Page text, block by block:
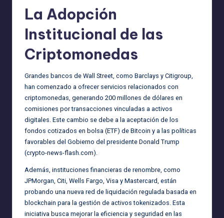
La Adopción
Institucional de las
Criptomonedas
Grandes bancos de Wall Street, como Barclays y Citigroup,
han comenzado a ofrecer servicios relacionados con
criptomonedas, generando 200 millones de dólares en
comisiones por transacciones vinculadas a activos
digitales. Este cambio se debe a la aceptación de los
fondos cotizados en bolsa (ETF) de Bitcoin y a las políticas
favorables del Gobierno del presidente Donald Trump
(crypto-news-flash.com)
Además, instituciones financieras de renombre, como
JPMorgan, Citi, Wells Fargo, Visa y Mastercard, están
probando una nueva red de liquidación regulada basada en
blockchain para la gestión de activos tokenizados. Esta
iniciativa busca mejorar la eficiencia y seguridad en las